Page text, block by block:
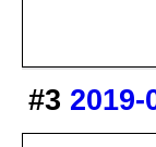
#3 2019-